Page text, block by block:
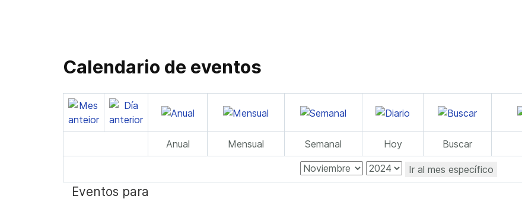
Calendario de eventos
Anual Mensual Semanal Hoy Buscar
Ir al mes específico
Eventos para